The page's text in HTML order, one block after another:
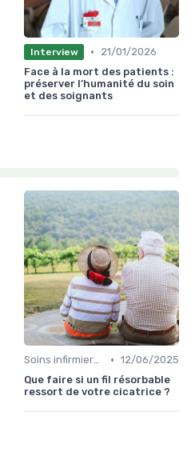
Interview •
21/01/2026
Face à la mort des patients :
préserver l’humanité du soin
et des soignants
Soins infirmiers à domicile • 12/06/2025
Que faire si un fil résorbable
ressort de votre cicatrice ?